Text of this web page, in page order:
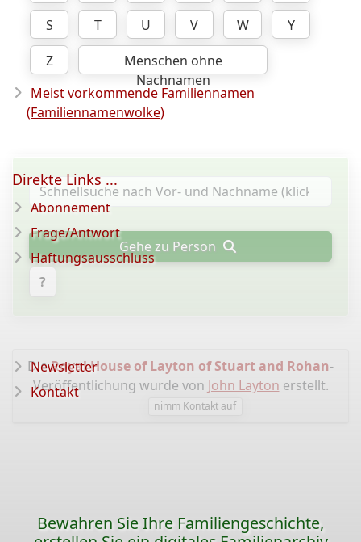
S
T U V W
Y
Z
Menschen ohne
Nachnamen
Meist vorkommende Familiennamen
(Familiennamenwolke)
Gehe zu Person
?
DieRoyal House of Layton of Stuart and Rohan-
Veröffentlichung wurde von John Layton erstellt.
nimm Kontakt auf
Direkte Links ...
Abonnement
Frage/Antwort
Haftungsausschluss
Newsletter
Kontakt
Bewahren Sie Ihre Familiengeschichte,